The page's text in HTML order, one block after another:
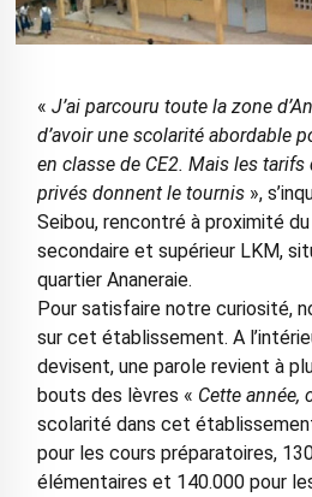
« J’ai parcouru toute la zone
d’avoir une scolarité abordable
en classe de CE2. Mais les
privés donnent le tournis»,
Seibou, rencontré à proximité
secondaire et supérieur LKM,
quartier Ananeraie.
Pour satisfaire notre curiosité,
sur cet établissement. A
devisent, une parole revient à
bouts des lèvres « Cette année,
scolarité dans cet
pour les cours préparatoires,
élémentaires et 140.000 pour